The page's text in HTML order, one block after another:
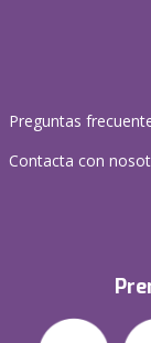
Preguntas
Contacta con